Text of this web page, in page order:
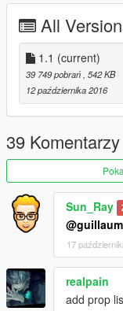
All
1.1 (current)
39 749 pobrań , 542 KB
12 października 2016
39 Komentarzy
Sun_Ray
17
realpain
add prop